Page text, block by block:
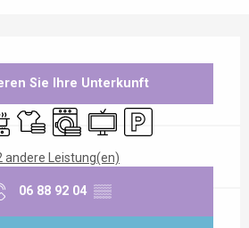
Sie Ihre Unterkunft
Bettwäsche und Laken
Waschmaschine
Fernsehen
Parkplatz
andere Leistung(en)
06 88 92 04 ▒▒